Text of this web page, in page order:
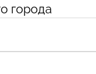
города